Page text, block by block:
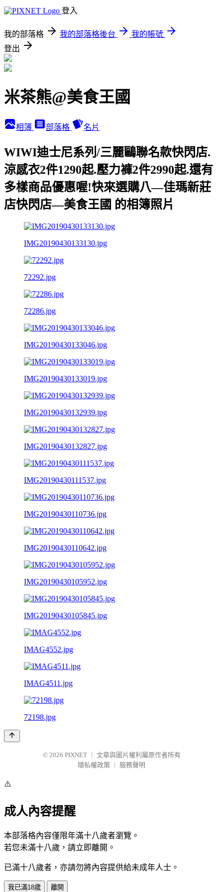
登入
我的部落格 我的部落格後台
我的帳號
登出
米茶熊@美食王國
相簿 部落格 名片
WIWI迪士尼系列/三麗鷗聯名款快閃店.
涼感衣2件1290起.壓力褲2件2990起.還有
多樣商品優惠喔!快來選購八—佳瑪新莊
店快閃店—美食王國 的相簿照片
IMG20190430133130.jpg
72292.jpg
72286.jpg
IMG20190430133046.jpg
IMG20190430133019.jpg
IMG20190430132939.jpg
IMG20190430132827.jpg
IMG20190430111537.jpg
IMG20190430110736.jpg
IMG20190430110642.jpg
IMG20190430105952.jpg
IMG20190430105845.jpg
IMAG4552.jpg
IMAG4511.jpg
72198.jpg
© 2026 PIXNET
文章與圖片權利屬原作者所有
隱私權政策
服務聲明
⚠️
成人內容提醒
本部落格內容僅限年滿十八歲者瀏覽。
若您未滿十八歲，請立即離開。
已滿十八歲者，亦請勿將內容提供給未成年人士。
我已滿18歲 離開